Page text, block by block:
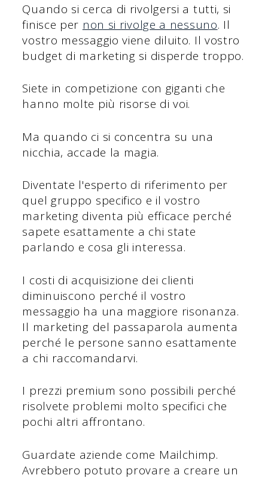
Quando si cerca di rivolgersi a tutti, si
finisce per non si rivolge a nessuno. Il
vostro messaggio viene diluito. Il vostro
budget di marketing si disperde troppo.
Siete in competizione con giganti che
hanno molte più risorse di voi.
Ma quando ci si concentra su una
nicchia, accade la magia.
Diventate l'esperto di riferimento per
quel gruppo specifico e il vostro
marketing diventa più efficace perché
sapete esattamente a chi state
parlando e cosa gli interessa.
I costi di acquisizione dei clienti
diminuiscono perché il vostro
messaggio ha una maggiore risonanza.
Il marketing del passaparola aumenta
perché le persone sanno esattamente
a chi raccomandarvi.
I prezzi premium sono possibili perché
risolvete problemi molto specifici che
pochi altri affrontano.
Guardate aziende come Mailchimp.
Avrebbero potuto provare a creare un